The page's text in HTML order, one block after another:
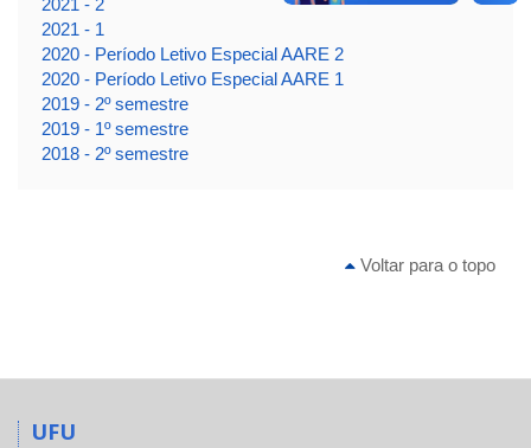
2021 - 2
2021 - 1
2020 - Período Letivo Especial AARE 2
2020 - Período Letivo Especial AARE 1
2019 - 2º semestre
2019 - 1º semestre
2018 - 2º semestre
Voltar para o topo
UFU